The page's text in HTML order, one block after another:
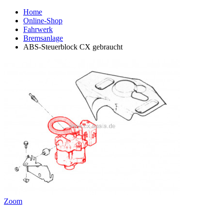
Home
Online-Shop
Fahrwerk
Bremsanlage
ABS-Steuerblock CX gebraucht
Zoom